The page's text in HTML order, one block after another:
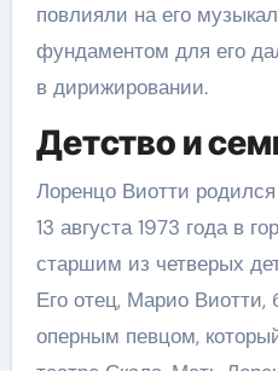
повлияли на его
фундаментом для его
в дирижировании.
Детство и
Лоренцо Виотти
13 августа 1973 года в
старшим из четверых
Его отец, Марио
оперным певцом,